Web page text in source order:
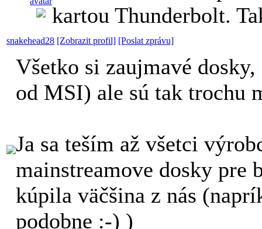
kartou Thunderbolt.
snakehead28 [Zobrazit profil] [Poslat zprávu]
Všetko si zaujmavé
od MSI) ale sú tak trochu
Ja sa teším až všetci
mainstreamove dosky pre
kúpila väčšina z nás
podobne :-) )